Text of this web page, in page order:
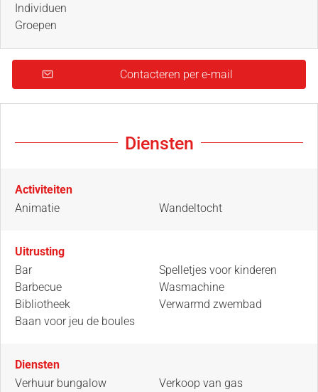
Individuen
Groepen
Contacteren per e-mail
Diensten
Activiteiten
Animatie
Wandeltocht
Uitrusting
Bar
Barbecue
Bibliotheek
Baan voor jeu de boules
Spelletjes voor kinderen
Wasmachine
Verwarmd zwembad
Diensten
Verhuur bungalow
Verkoop van gas